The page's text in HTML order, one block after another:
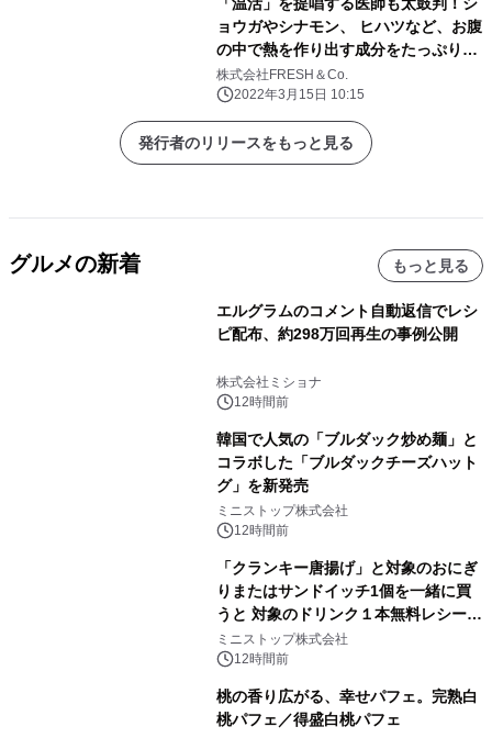
「温活」を提唱する医師も太鼓判！シ
ョウガやシナモン、 ヒハツなど、お腹
の中で熱を作り出す成分をたっぷり含
んだ 「Ginger Milk」(ショウガ入りミ
ルクティー)を発売
株式会社FRESH＆Co.
2022年3月15日 10:15
発行者のリリースをもっと見る
グルメの新着 もっと見る
エルグラムのコメント自動返信でレシ
ピ配布、約298万回再生の事例公開
株式会社ミショナ
12時間前
韓国で人気の「ブルダック炒め麺」と
コラボした「ブルダックチーズハット
グ」を新発売
ミニストップ株式会社
12時間前
「クランキー唐揚げ」と対象のおにぎ
りまたはサンドイッチ1個を一緒に買
うと 対象のドリンク１本無料レシート
クーポンもらえる！※1
ミニストップ株式会社
12時間前
桃の香り広がる、幸せパフェ。完熟白
桃パフェ／得盛白桃パフェ